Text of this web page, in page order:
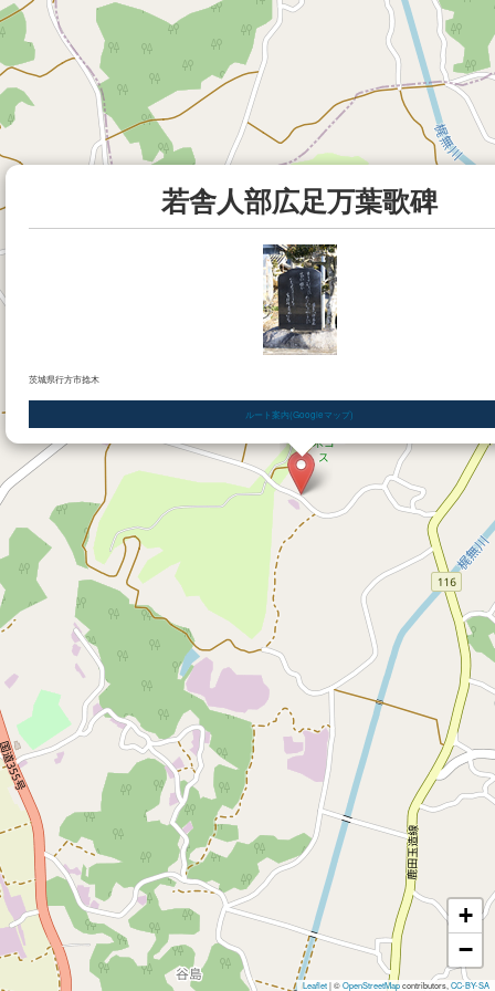
若舎人部広足万葉歌碑
茨城県行方市捻木
ルート案内(Googleマップ)
+
−
Leaflet|©OpenStreetMapcontributors, CC-BY-SA